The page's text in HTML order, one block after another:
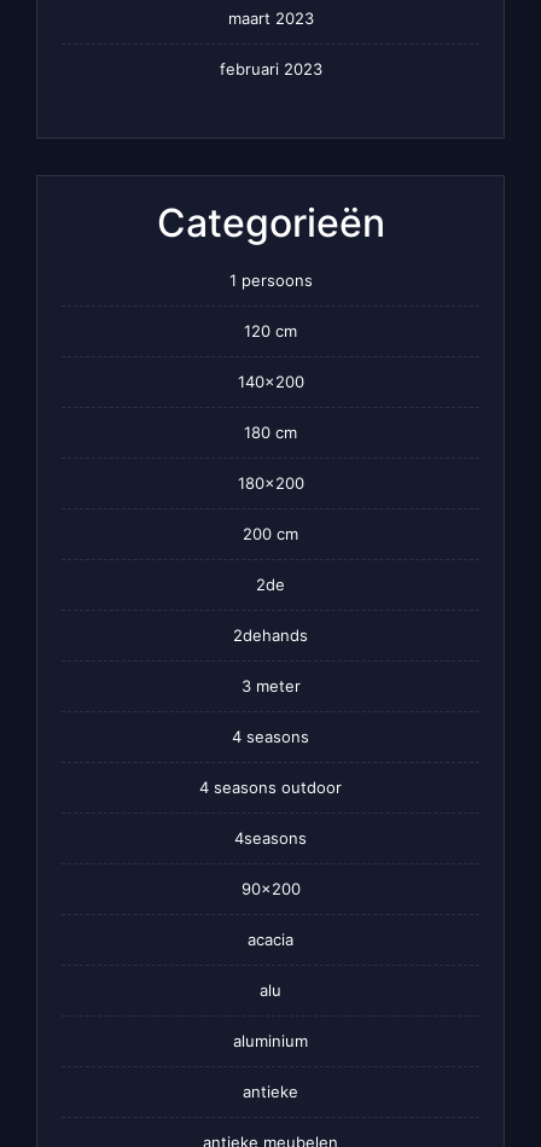
maart 2023
februari 2023
Categorieën
1 persoons
120 cm
140×200
180 cm
180×200
200 cm
2de
2dehands
3 meter
4 seasons
4 seasons outdoor
4seasons
90×200
acacia
alu
aluminium
antieke
antieke meubelen